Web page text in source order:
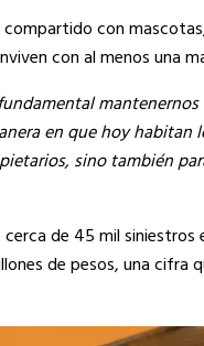
con
con al menos una
en que hoy
sino también
de 45 mil
de pesos, una